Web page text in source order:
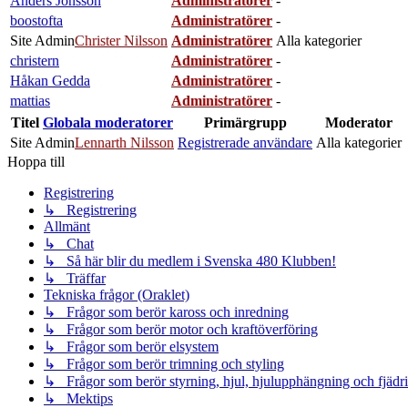
boostofta
Administratörer -
Site AdminChrister Nilsson Administratörer Alla kategorier
christern
Administratörer -
Håkan Gedda
Administratörer -
mattias
Administratörer -
Titel Globala moderatorer Primärgrupp
Moderator
Site AdminLennarth Nilsson Registrerade användare Alla kategorier
Hoppa till
Registrering
↳ Registrering
Allmänt
↳ Chat
↳ Så här blir du medlem i Svenska 480 Klubben!
↳ Träffar
Tekniska frågor (Oraklet)
↳ Frågor som berör kaross och inredning
↳ Frågor som berör motor och kraftöverföring
↳ Frågor som berör elsystem
↳ Frågor som berör trimning och styling
↳ Frågor som berör styrning, hjul, hjulupphängning och
↳ Mektips